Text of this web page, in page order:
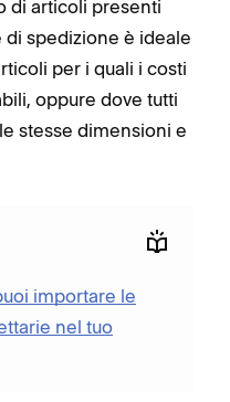
di articoli presenti
di spedizione è ideale
per i quali i costi
oppure dove tutti
stesse dimensioni e
importare le
nel tuo